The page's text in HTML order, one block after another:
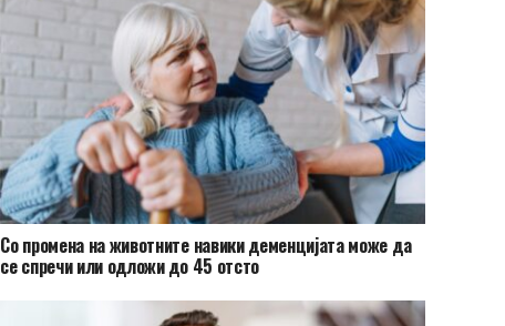
Со промена на животните навики деменцијата може да
се спречи или одложи до 45 отсто